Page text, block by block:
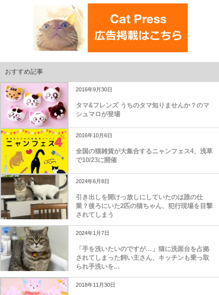
おすすめ記事
2016年9月30日
タマ&フレンズ うちのタマ知りませんか？のマ
シュマロが登場
2016年10月6日
全国の猫雑貨が大集合するニャンフェス4、浅草
で10/23に開催
2024年6月8日
引き出しを開けっ放しにしていたのは誰の仕
業？後ろにいた2匹の猫ちゃん、犯行現場を目撃
されてしまう
2024年1月7日
「手を洗いたいのですが…」猫に洗面台を占拠
されてしまった飼い主さん、キッチンも乗っ取
られ手洗いを...
2018年11月30日